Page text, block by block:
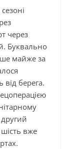
через
Буквально
майже за
від берега.
вже